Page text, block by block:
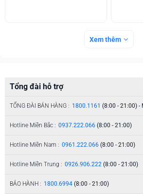
Xem thêm
Tổng đài hỗ trợ
TỔNG ĐÀI BÁN HÀNG : 1800.1161 (8:00 - 21:00) -
Hotline Miền Bắc : 0937.222.066 (8:00 - 21:00)
Hotline Miền Nam : 0961.222.066 (8:00 - 21:00)
Hotline Miền Trung : 0926.906.222 (8:00 - 21:00)
BẢO HÀNH : 1800.6994 (8:00 - 21:00)